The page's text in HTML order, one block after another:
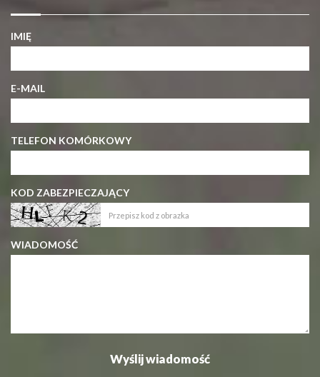
IMIĘ
E-MAIL
TELEFON KOMÓRKOWY
KOD ZABEZPIECZAJĄCY
WIADOMOŚĆ